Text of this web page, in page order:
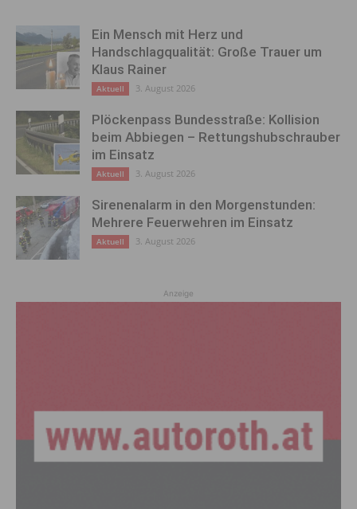
Ein Mensch mit Herz und
Handschlagqualität: Große Trauer um
Klaus Rainer
Aktuell 3. August 2026
Plöckenpass Bundesstraße: Kollision
beim Abbiegen – Rettungshubschrauber
im Einsatz
Aktuell 3. August 2026
Sirenenalarm in den Morgenstunden:
Mehrere Feuerwehren im Einsatz
Aktuell 3. August 2026
Anzeige